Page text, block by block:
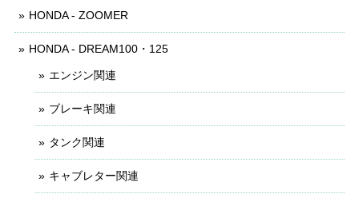
HONDA - ZOOMER
HONDA - DREAM100・125
エンジン関連
ブレーキ関連
タンク関連
キャブレター関連